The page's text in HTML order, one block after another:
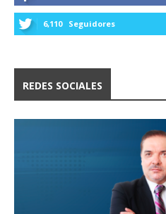
6,110 Seguidores
REDES SOCIALES